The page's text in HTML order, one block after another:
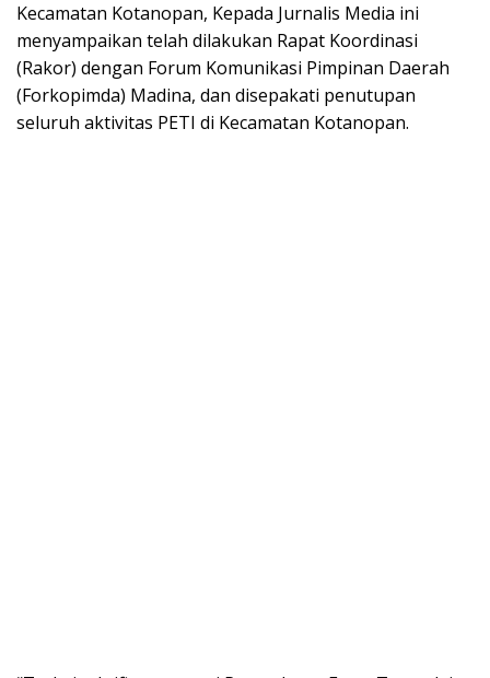
Kecamatan Kotanopan, Kepada Jurnalis Media ini
menyampaikan telah dilakukan Rapat Koordinasi
(Rakor) dengan Forum Komunikasi Pimpinan Daerah
(Forkopimda) Madina, dan disepakati penutupan
seluruh aktivitas PETI di Kecamatan Kotanopan.